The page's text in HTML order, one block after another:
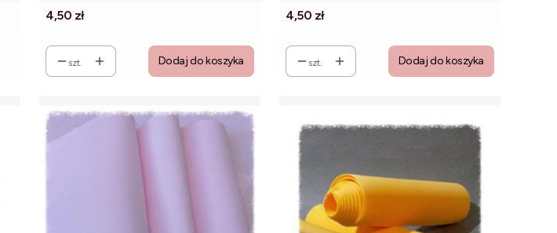
Cena
4,50 zł
szt. Dodaj do koszyka
Cena
4,50 zł
szt. Dodaj do koszyka